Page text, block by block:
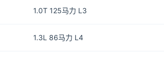
1.0T 125马力 L3
1.3L 86马力 L4